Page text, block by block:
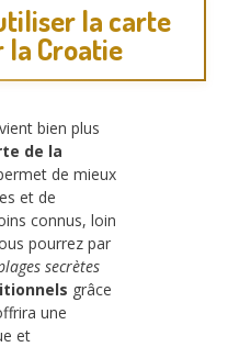
la carte
Croatie
bien plus
de la
de mieux
et de
connus, loin
pourrez par
secrètes
grâce
une
et